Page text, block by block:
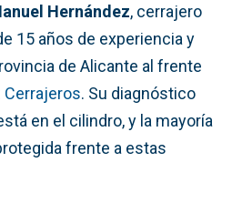
Hernández, cerrajero
15 años de experiencia y
de Alicante al frente
Cerrajeros. Su diagnóstico
en el cilindro, y la mayoría
frente a estas